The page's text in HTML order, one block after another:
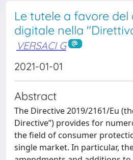
Le tutele a favore
digitale nella
VERSACI G
2021-01-01
Abstract
The Directive 2019/2161/Eu
Directive”) provides for
the field of consumer
single market. In particular,